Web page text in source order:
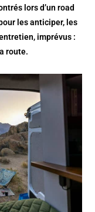
lors d’un road
les anticiper, les
imprévus :
route.